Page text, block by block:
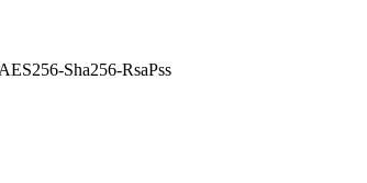
Sha256-RsaPss